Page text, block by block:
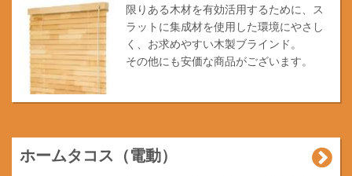
限りある木材を有効活用するために、ス
ラットに集成材を使用した環境にやさし
く、お求めやすい木製ブラインド。
その他にも安価な商品がございます。
ホームタコス（電動）